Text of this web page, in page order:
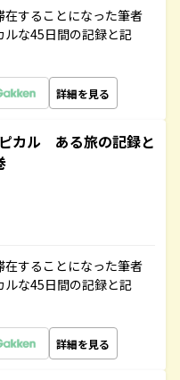
することになった筆者
な45日間の記録と記
詳細を見る
カル ある旅の記録と
することになった筆者
な45日間の記録と記
詳細を見る